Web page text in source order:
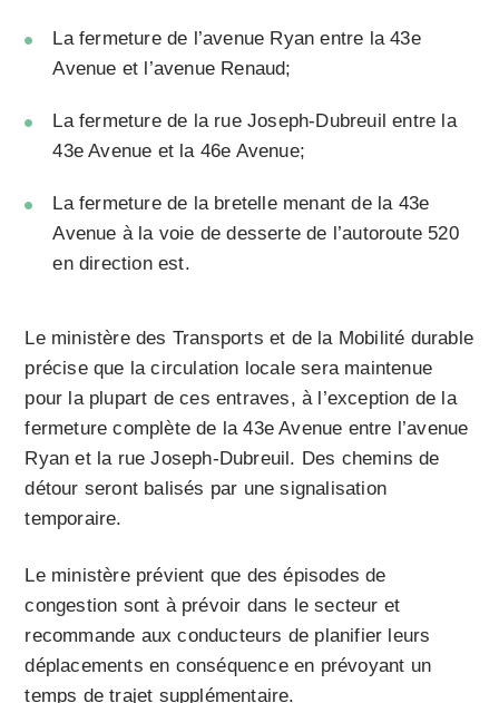
La fermeture de l’avenue Ryan entre la 43e
Avenue et l’avenue Renaud;
La fermeture de la rue Joseph-Dubreuil entre la
43e Avenue et la 46e Avenue;
La fermeture de la bretelle menant de la 43e
Avenue à la voie de desserte de l’autoroute 520
en direction est.
Le ministère des Transports et de la Mobilité durable
précise que la circulation locale sera maintenue
pour la plupart de ces entraves, à l’exception de la
fermeture complète de la 43e Avenue entre l’avenue
Ryan et la rue Joseph-Dubreuil. Des chemins de
détour seront balisés par une signalisation
temporaire.
Le ministère prévient que des épisodes de
congestion sont à prévoir dans le secteur et
recommande aux conducteurs de planifier leurs
déplacements en conséquence en prévoyant un
temps de trajet supplémentaire.